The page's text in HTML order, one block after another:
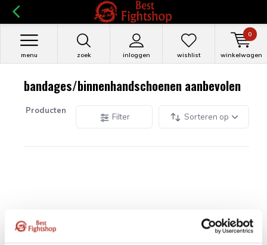
zoek inloggen
menu wishlist winkelwagen
0
bandages/binnenhandschoenen aanbevolen
Producten
Filter Sorteren op